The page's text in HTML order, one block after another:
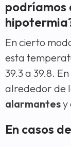
podríamos
En cierto
esta
39.3 a 39.8.
alrededor de
alarmantesy
En casos